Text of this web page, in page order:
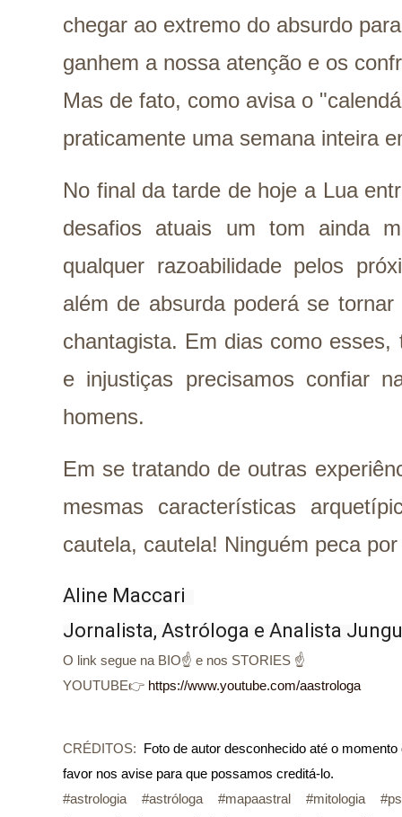
chegar ao extremo do absurdo
ganhem a nossa atenção e os
Mas de fato, como avisa o
praticamente uma semana inteira
No final da tarde de hoje a Lua
desafios atuais um tom ainda
qualquer razoabilidade pelos
além de absurda poderá se
chantagista. Em dias como
e injustiças precisamos confiar
homens.
Em se tratando de outras
mesmas características
cautela, cautela! Ninguém peca
Aline Maccari
Jornalista, Astróloga e Analista
O link segue na BIO☝ e nos STORIES ☝
YOUTUBE👉 https://www.youtube.com/aastrologa
CRÉDITOS:
Foto de autor desconhecido até o
favor nos avise para que possamos creditá-lo.
#astrologia #astróloga #mapaastral #mitologia